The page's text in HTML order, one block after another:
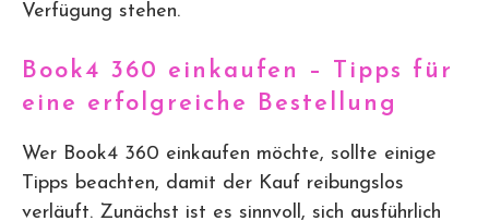
Verfügung stehen.
Book4 360 einkaufen – Tipps für
eine erfolgreiche Bestellung
Wer Book4 360 einkaufen möchte, sollte einige
Tipps beachten, damit der Kauf reibungslos
verläuft. Zunächst ist es sinnvoll, sich ausführlich